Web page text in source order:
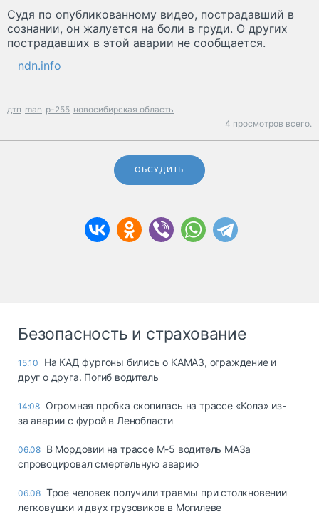
Судя по опубликованному видео, пострадавший в
сознании, он жалуется на боли в груди. О других
пострадавших в этой аварии не сообщается.
ndn.info
дтп man р-255 новосибирская область
4 просмотров всего.
ОБСУДИТЬ
Безопасность и страхование
15:10
На КАД фургоны бились о КАМАЗ, ограждение и
друг о друга. Погиб водитель
14:08 Огромная пробка скопилась на трассе «Кола» из-
за аварии с фурой в Ленобласти
06.08 В Мордовии на трассе М-5 водитель МАЗа
спровоцировал смертельную аварию
06.08 Трое человек получили травмы при столкновении
легковушки и двух грузовиков в Могилеве